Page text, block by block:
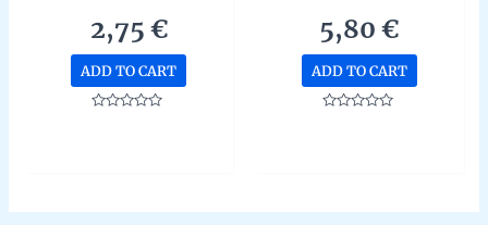
2,75 €
ADD TO CART
5,80€
ADD TO CART